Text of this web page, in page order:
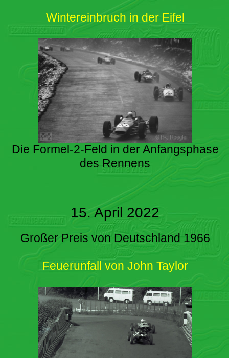
Wintereinbruch in der Eifel
Die Formel-2-Feld in der Anfangsphase
des Rennens
15. April 2022
Großer Preis von Deutschland 1966
Feuerunfall von John Taylor